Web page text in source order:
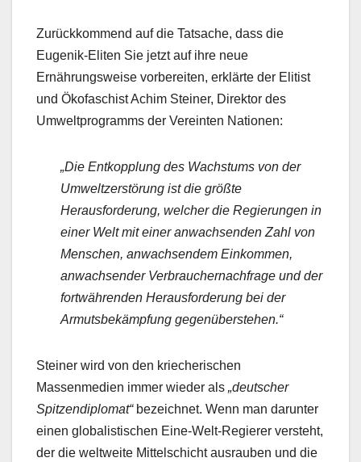
Zurückkommend auf die Tatsache, dass die
Eugenik-Eliten Sie jetzt auf ihre neue
Ernährungsweise vorbereiten, erklärte der Elitist
und Ökofaschist Achim Steiner, Direktor des
Umweltprogramms der Vereinten Nationen:
„Die Entkopplung des Wachstums von der
Umweltzerstörung ist die größte
Herausforderung, welcher die Regierungen in
einer Welt mit einer anwachsenden Zahl von
Menschen, anwachsendem Einkommen,
anwachsender Verbrauchernachfrage und der
fortwährenden Herausforderung bei der
Armutsbekämpfung gegenüberstehen.“
Steiner wird von den kriecherischen
Massenmedien immer wieder als „deutscher
Spitzendiplomat“ bezeichnet. Wenn man darunter
einen globalistischen Eine-Welt-Regierer versteht,
der die weltweite Mittelschicht ausrauben und die